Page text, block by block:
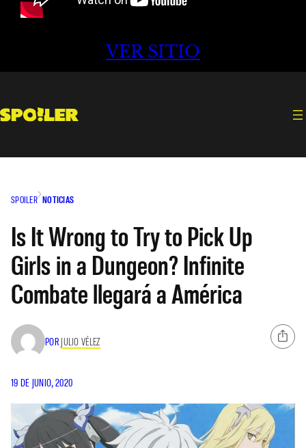
VER SITIO
SPOILER NOTICIAS
Is It Wrong to Try to Pick Up
Girls in a Dungeon? Infinite
Combate llegará a América
POR JULIO VÉLEZ
19 DE JUNIO, 2020